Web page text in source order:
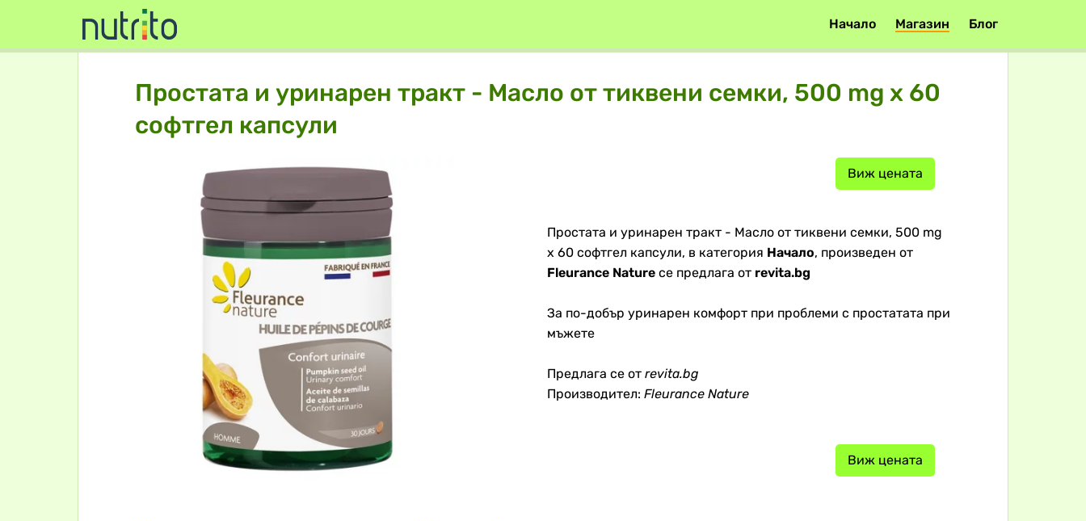
Начало Магазин Блог
Простата и уринарен тракт - Масло от тиквени семки, 500 mg x 60
софтгел капсули
Виж цената
Простата и уринарен тракт - Масло от тиквени семки, 500 mg
x 60 софтгел капсули, в категория Начало, произведен от
Fleurance Nature се предлага от revita.bg
За по-добър уринарен комфорт при проблеми с простатата при
мъжете
Предлага се от revita.bg
Производител: Fleurance Nature
Виж цената